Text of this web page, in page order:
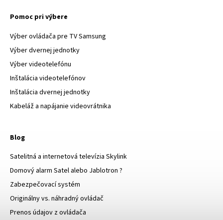
Pomoc pri výbere
Výber ovládača pre TV Samsung
Výber dvernej jednotky
Výber videotelefónu
Inštalácia videotelefónov
Inštalácia dvernej jednotky
Kabeláž a napájanie videovrátnika
Blog
Satelitná a internetová televízia Skylink
Domový alarm Satel alebo Jablotron ?
Zabezpečovací systém
Originálny vs. náhradný ovládač
Prenos údajov z ovládača